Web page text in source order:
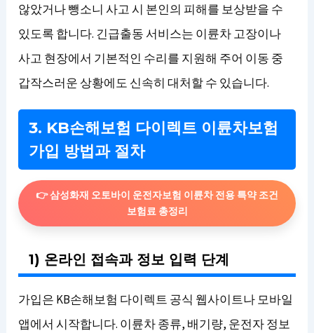
않았거나 뺑소니 사고 시 본인의 피해를 보상받을 수
있도록 합니다. 긴급출동 서비스는 이륜차 고장이나
사고 현장에서 기본적인 수리를 지원해 주어 이동 중
갑작스러운 상황에도 신속히 대처할 수 있습니다.
3. KB손해보험 다이렉트 이륜차보험
가입 방법과 절차
👉 삼성화재 오토바이 운전자보험 이륜차 전용 특약 조건
보험료 총정리
1) 온라인 접속과 정보 입력 단계
가입은 KB손해보험 다이렉트 공식 웹사이트나 모바일
앱에서 시작합니다. 이륜차 종류, 배기량, 운전자 정보